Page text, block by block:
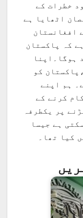
خطرات کے
اٹھایا ہے
افغانستان
کہ پاکستان
ہوگا۔اپنا
کو
ہم اپنے
کرنے کے
پر یکطرفہ
ہے جیسا
کیا تھا۔